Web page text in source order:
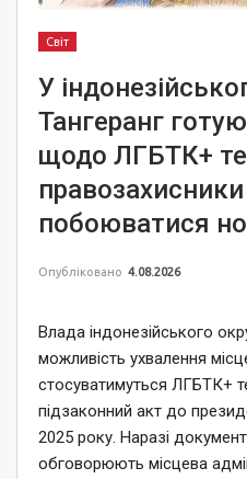
Світ
У
Тангеранг
щодо ЛГБТК+
побоюватися
Опубліковано 4.08.2026
Влада індонезійського
можливість ухвалення
стосуватимуться ЛГБТК+
підзаконний акт до
2025 року. Наразі
обговорюють місцева